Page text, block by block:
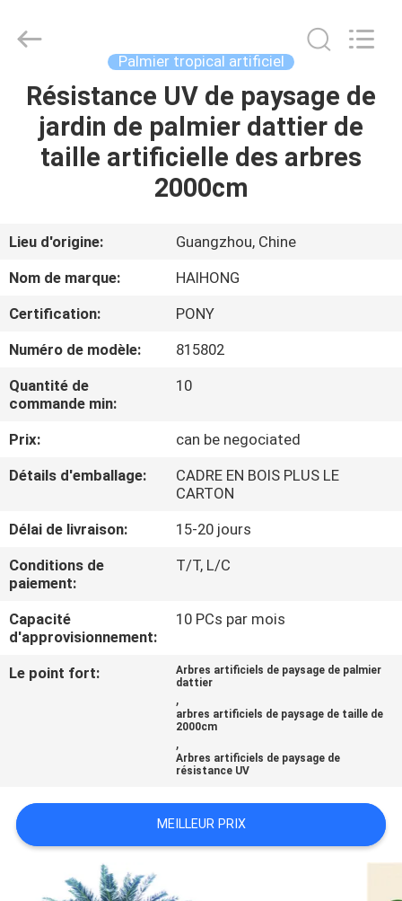
MAISON
PRODUITS
À
DE
NOUS
VISITE
DE
L'USINE
CONTRÔLE
QUALITÉ
CONTACTEZ-
NOUS
AFFAIRES
DEMANDEZ
Crafts
Factory.
Developed
Palmier tropical artificiel
Résistance UV de paysage de
jardin de palmier dattier de
taille artificielle des arbres
2000cm
Lieu d'origine:
Guangzhou, Chine
Nom de marque:
HAIHONG
Certification:
PONY
Numéro de modèle:
815802
Quantité de
commande min:
10
Prix:
can be negociated
Détails d'emballage:
CADRE EN BOIS PLUS LE
CARTON
Délai de livraison:
15-20 jours
Conditions de
paiement:
T/T, L/C
Capacité
d'approvisionnement:
10 PCs par mois
Le point fort:
Arbres artificiels de paysage de palmier
dattier
,
arbres artificiels de paysage de taille de
2000cm
,
Arbres artificiels de paysage de
résistance UV
MEILLEUR PRIX